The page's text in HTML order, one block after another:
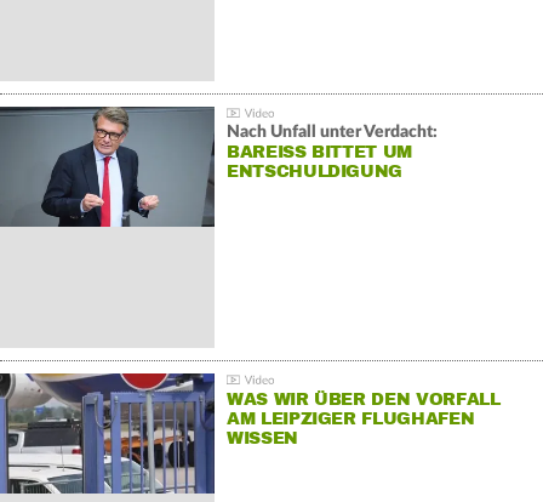
Nach Unfall unter Verdacht:
BAREISS BITTET UM E
NTSCHULDIGUNG
WAS WIR ÜBER DEN VORFALL
AM LEIPZIGER FLUGHAFEN
WISSEN